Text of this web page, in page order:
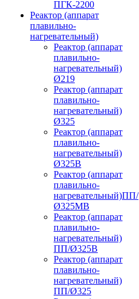
ПГК-2200
Реактор (аппарат
плавильно-
нагревательный)
Реактор (аппарат
плавильно-
нагревательный)
Ø219
Реактор (аппарат
плавильно-
нагревательный)
Ø325
Реактор (аппарат
плавильно-
нагревательный)
Ø325В
Реактор (аппарат
плавильно-
нагревательный)ПП/
Ø325МВ
Реактор (аппарат
плавильно-
нагревательный)
ПП/Ø325В
Реактор (аппарат
плавильно-
нагревательный)
ПП/Ø325